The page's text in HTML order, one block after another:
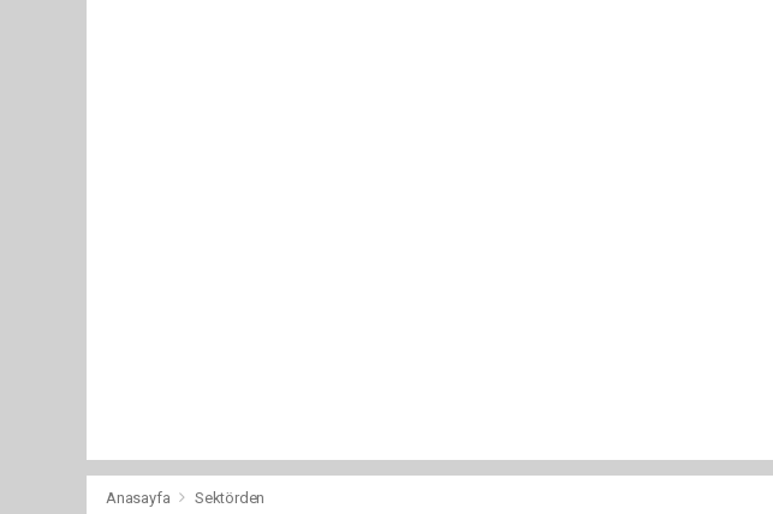
Anasayfa Sektörden